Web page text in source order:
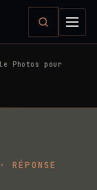
Photos pour